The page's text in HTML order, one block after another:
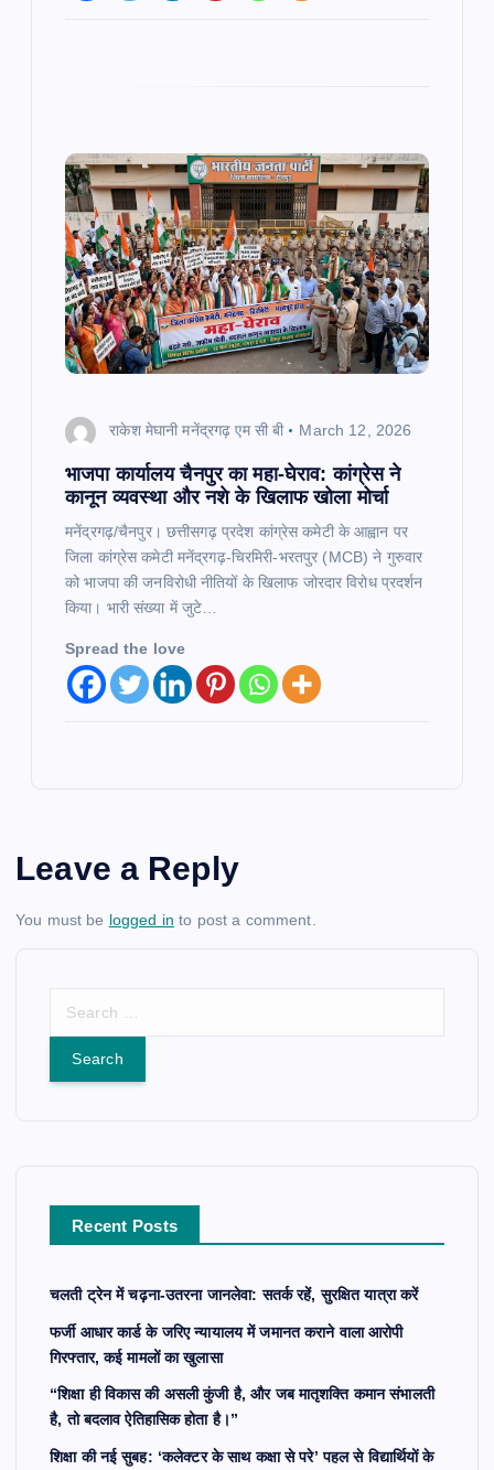
राकेश मेघानी मनेंद्रगढ़ एम सी बी March 12, 2026
भाजपा कार्यालय चैनपुर का महा-घेराव: कांग्रेस ने
कानून व्यवस्था और नशे के खिलाफ खोला मोर्चा
मनेंद्रगढ़/चैनपुर। छत्तीसगढ़ प्रदेश कांग्रेस कमेटी के आह्वान पर
जिला कांग्रेस कमेटी मनेंद्रगढ़-चिरमिरी-भरतपुर (MCB) ने गुरुवार
को भाजपा की जनविरोधी नीतियों के खिलाफ जोरदार विरोध प्रदर्शन
किया। भारी संख्या में जुटे…
Spread the love
Leave a Reply
You must be logged in to post a comment.
r
Recent Posts
चलती ट्रेन में चढ़ना-उतरना जानलेवा: सतर्क रहें, सुरक्षित यात्रा करें
फर्जी आधार कार्ड के जरिए न्यायालय में जमानत कराने वाला आरोपी
गिरफ्तार, कई मामलों का खुलासा
“शिक्षा ही विकास की असली कुंजी है, और जब मातृशक्ति कमान संभालती
है, तो बदलाव ऐतिहासिक होता है।”
शिक्षा की नई सुबह: ‘कलेक्टर के साथ कक्षा से परे’ पहल से विद्यार्थियों के